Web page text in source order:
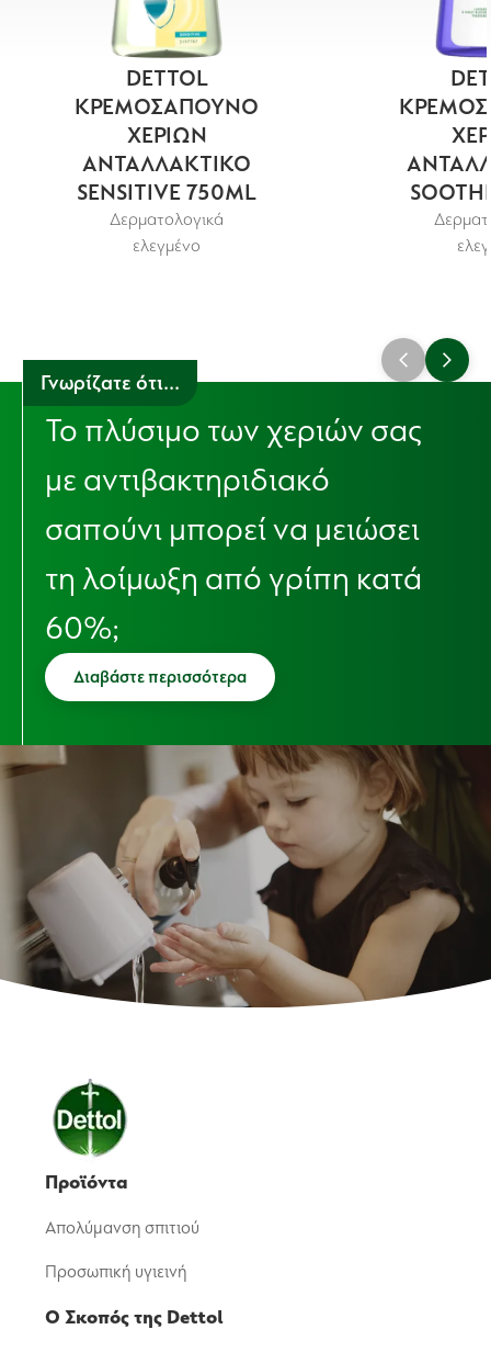
DETTOL
ΚΡΕΜΟΣΑΠΟΥΝΟ
ΧΕΡΙΩΝ
ΑΝΤΑΛΛΑΚΤΙΚΟ
SENSITIVE 750ML
Δερματολογικά
ελεγμένο
Γνωρίζατε ότι...
Το πλύσιμο των χεριών σας
με αντιβακτηριδιακό
σαπούνι μπορεί να μειώσει
τη λοίμωξη από γρίπη κατά
60%;
Διαβάστε περισσότερα
Προϊόντα
Απολύμανση σπιτιού
Προσωπική υγιεινή
Ο Σκοπός της Dettol